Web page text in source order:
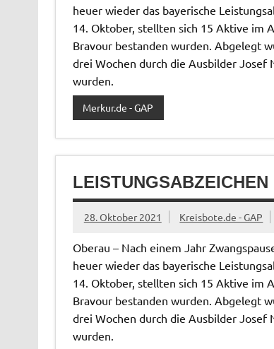
heuer wieder das bayerische
14. Oktober, stellten sich 15 Aktive im
Bravour bestanden wurden. Abgelegt
drei Wochen durch die Ausbilder Josef
wurden.
Merkur.de - GAP
28. Oktober 2021 Kreisbote.de - GAP
Oberau – Nach einem Jahr
heuer wieder das bayerische
14. Oktober, stellten sich 15 Aktive im
Bravour bestanden wurden. Abgelegt
drei Wochen durch die Ausbilder Josef
wurden.